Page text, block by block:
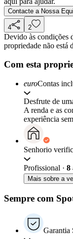
Contacte a Nossa
4 2
Devido às condições
propriedade não está
Com esta
euroContas
Desfrute de
A renda e as
experiência
Senhorio
Profissional · 8
Mais sobre a
Sempre com
Garantia